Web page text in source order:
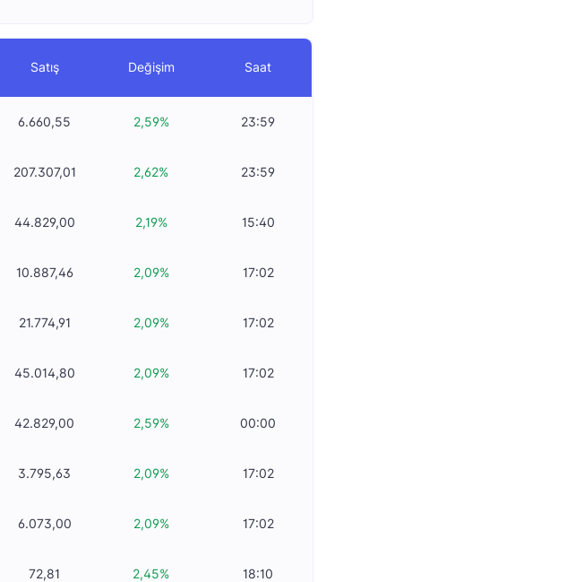
Satış Değişim Saat
6.660,55 2,59% 23:59
207.307,01 2,62% 23:59
44.829,00 2,19% 15:40
10.887,46 2,09% 17:02
21.774,91 2,09% 17:02
45.014,80 2,09% 17:02
42.829,00 2,59% 00:00
3.795,63 2,09% 17:02
6.073,00 2,09% 17:02
72,81 2,45% 18:10